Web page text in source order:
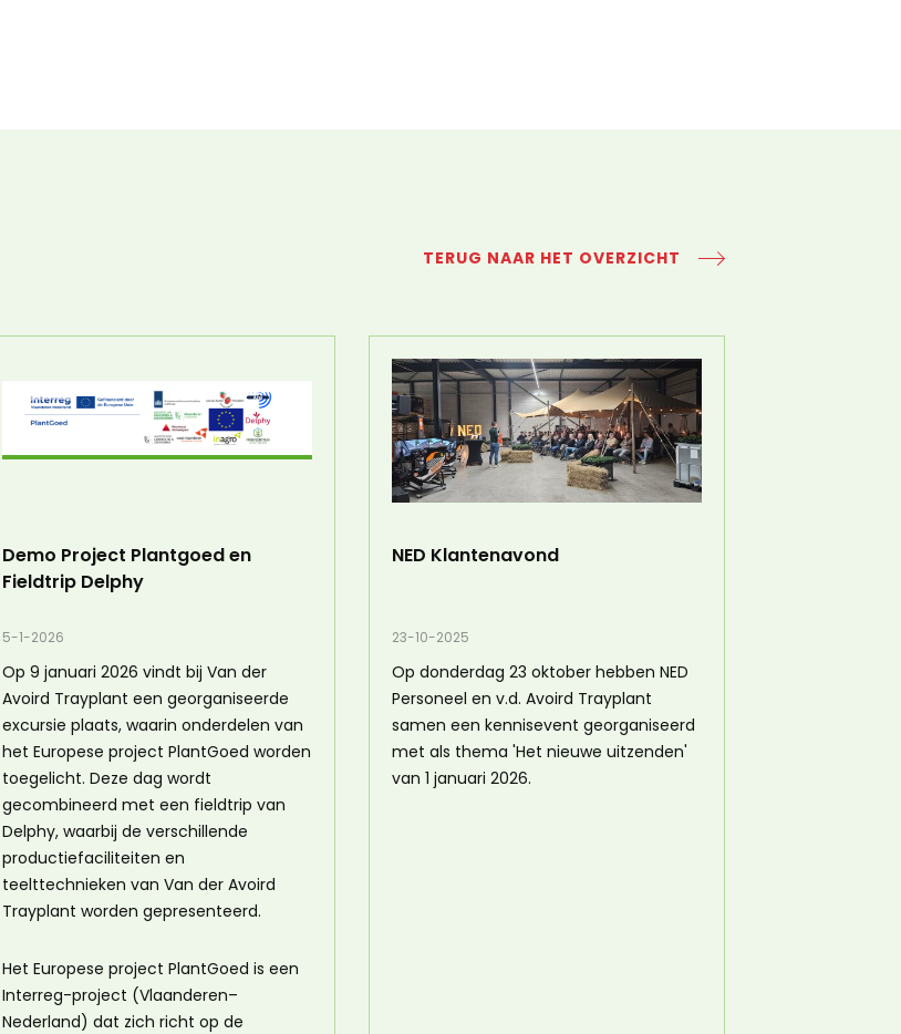
TERUG NAAR HET OVERZICHT
Demo Project Plantgoed en
Fieldtrip Delphy
5-1-2026
Op 9 januari 2026 vindt bij Van der
Avoird Trayplant een georganiseerde
excursie plaats, waarin onderdelen van
het Europese project PlantGoed worden
toegelicht. Deze dag wordt
gecombineerd met een fieldtrip van
Delphy, waarbij de verschillende
productiefaciliteiten en
teelttechnieken van Van der Avoird
Trayplant worden gepresenteerd.
Het Europese project PlantGoed is een
Interreg-project (Vlaanderen–
Nederland) dat zich richt op de
NED Klantenavond
23-10-2025
Op donderdag 23 oktober hebben NED
Personeel en v.d. Avoird Trayplant
samen een kennisevent georganiseerd
met als thema 'Het nieuwe uitzenden'
van 1 januari 2026.